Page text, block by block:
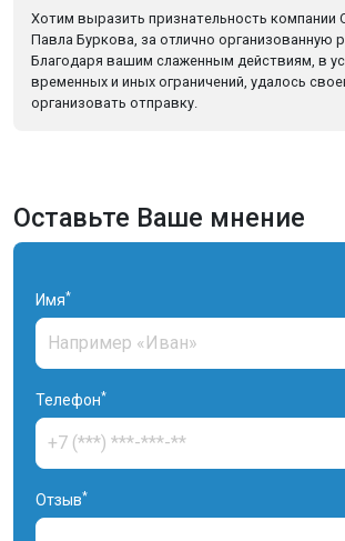
Хотим выразить признательность компании
Павла Буркова, за отлично организованную
Благодаря вашим слаженным действиям, в
временных и иных ограничений, удалось
организовать отправку.
Оставьте Ваше мнение
Имя*
Телефон*
Отзыв*